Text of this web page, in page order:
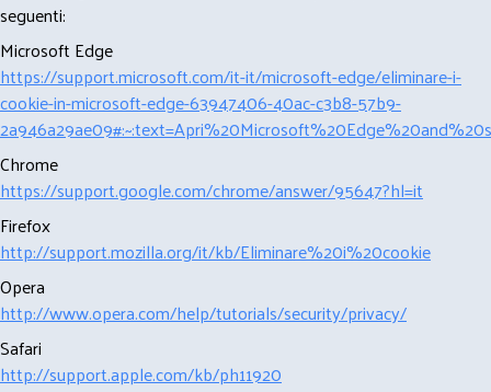
seguenti:
Microsoft Edge
https://support.microsoft.com/it-it/microsoft-edge/eliminare-i-
cookie-in-microsoft-edge-63947406-40ac-c3b8-57b9-
Chrome
https://support.google.com/chrome/answer/95647?hl=it
Firefox
http://support.mozilla.org/it/kb/Eliminare%20i%20cookie
Opera
http://www.opera.com/help/tutorials/security/privacy/
Safari
http://support.apple.com/kb/ph11920